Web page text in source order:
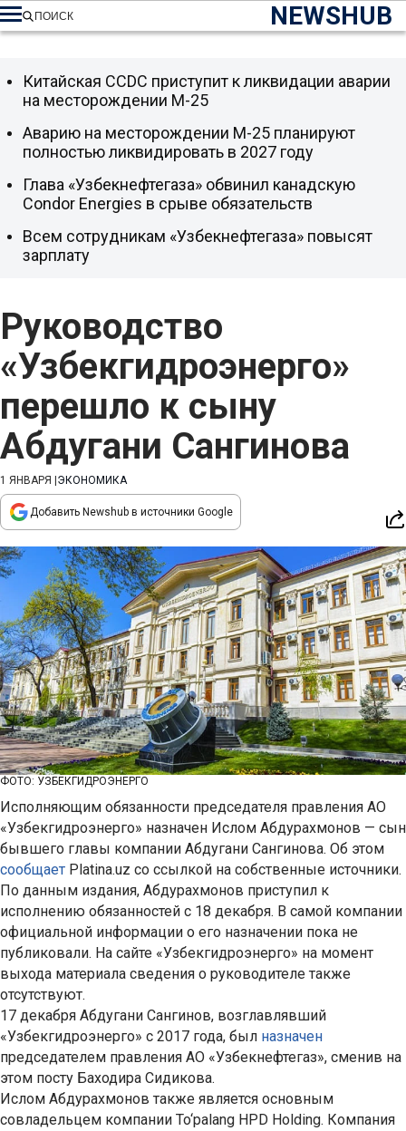
NEWSHUB
ПОИСК
Руководство
«Узбекгидроэнерго»
перешло к сыну
Абдугани Сангинова
1 ЯНВАРЯ ЭКОНОМИКА
Добавить Newshub в источники Google
ФОТО: УЗБЕКГИДРОЭНЕРГО
Исполняющим обязанности председателя правления АО
«Узбекгидроэнерго» назначен Ислом Абдурахмонов — сын
бывшего главы компании Абдугани Сангинова. Об этом
сообщает Platina.uz со ссылкой на собственные источники.
По данным издания, Абдурахмонов приступил к
исполнению обязанностей с 18 декабря. В самой компании
официальной информации о его назначении пока не
публиковали. На сайте «Узбекгидроэнерго» на момент
выхода материала сведения о руководителе также
отсутствуют.
17 декабря Абдугани Сангинов, возглавлявший
«Узбекгидроэнерго» с 2017 года, был назначен
председателем правления АО «Узбекнефтегаз», сменив на
этом посту Баходира Сидикова.
Ислом Абдурахмонов также является основным
совладельцем компании To‘palang HPD Holding. Компания
Китайская CCDC приступит к ликвидации аварии
на месторождении М-25
Аварию на месторождении М-25 планируют
полностью ликвидировать в 2027 году
Глава «Узбекнефтегаза» обвинил канадскую
Condor Energies в срыве обязательств
Всем сотрудникам «Узбекнефтегаза» повысят
зарплату